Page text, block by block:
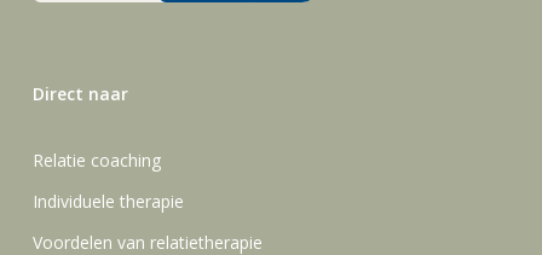
Direct naar
Relatie coaching
Individuele therapie
Voordelen van relatietherapie